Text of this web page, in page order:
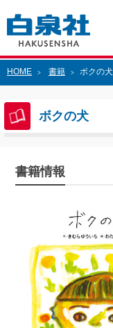
HOME > 書籍 > ボクの犬
ボクの犬
書籍情報